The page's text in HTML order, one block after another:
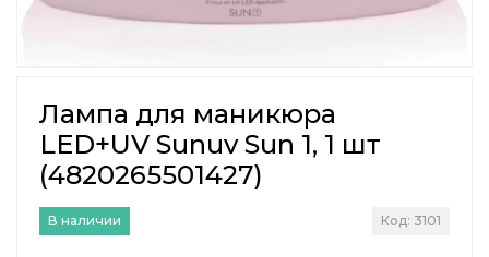
Лампа для маникюра
LED+UV Sunuv Sun 1, 1 шт
(4820265501427)
В наличии Код: 3101